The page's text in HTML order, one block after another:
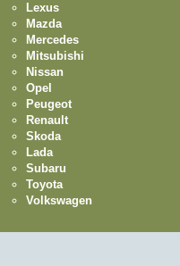
Lexus
Mazda
Mercedes
Mitsubishi
Nissan
Opel
Peugeot
Renault
Skoda
Lada
Subaru
Toyota
Volkswagen